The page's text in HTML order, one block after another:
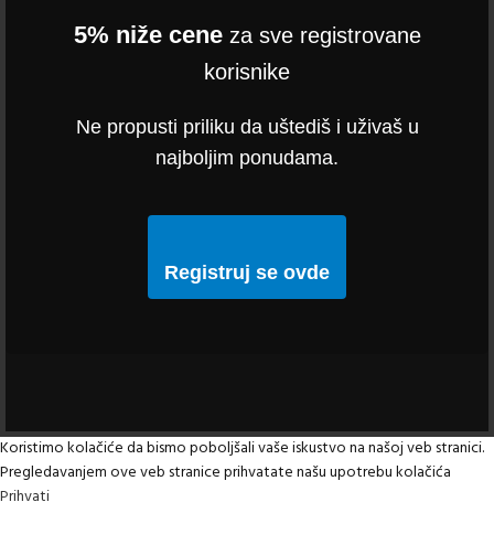
5% niže ceneza sve registrovane
korisnike
Ne propusti priliku da uštediš i uživaš u
najboljim ponudama.
Registruj se ovde
Koristimo kolačiće da bismo poboljšali vaše iskustvo na našoj veb stranici.
Pregledavanjem ove veb stranice prihvatate našu upotrebu kolačića
Prihvati